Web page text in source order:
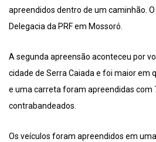
apreendidos dentro de um caminhão.
Delegacia da PRF em Mossoró.
A segunda apreensão aconteceu por
cidade de Serra Caiada e foi maior em
e uma carreta foram apreendidas com
contrabandeados.
Os veículos foram apreendidos em